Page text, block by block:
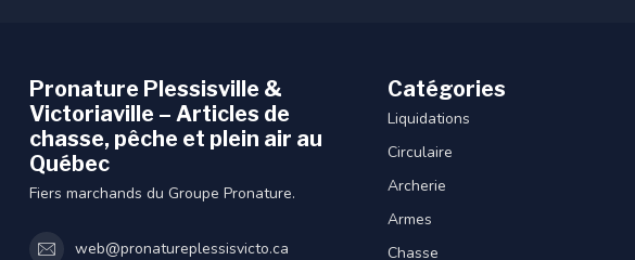
Pronature Plessisville &
Victoriaville – Articles de
chasse, pêche et plein air au
Québec
Fiers marchands du Groupe Pronature.
web@pronatureplessisvicto.ca
Catégories
Liquidations
Circulaire
Archerie
Armes
Chasse